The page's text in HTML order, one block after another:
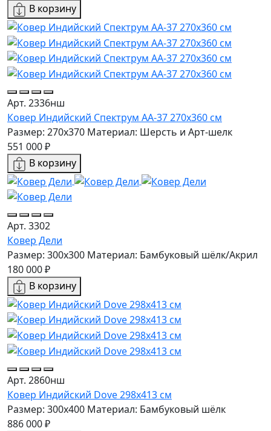
В корзину
Арт. 2336нш
Ковер Индийский Спектрум AA-37 270x360 см
Размер: 270x370 Материал: Шерсть и Арт-шелк
551 000 ₽
В корзину
Арт. 3302
Ковер Дели
Размер: 300x300 Материал: Бамбуковый шёлк/Акрил
180 000 ₽
В корзину
Арт. 2860нш
Ковер Индийский Dove 298x413 см
Размер: 300x400 Материал: Бамбуковый шёлк
886 000 ₽